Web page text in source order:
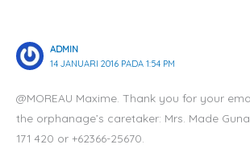
ADMIN
14 JANUARI 2016 PADA 1:54 PM
@MOREAU Maxime. Thank you for your
the orphanage’s caretaker: Mrs. Made
171 420 or +62366-25670.